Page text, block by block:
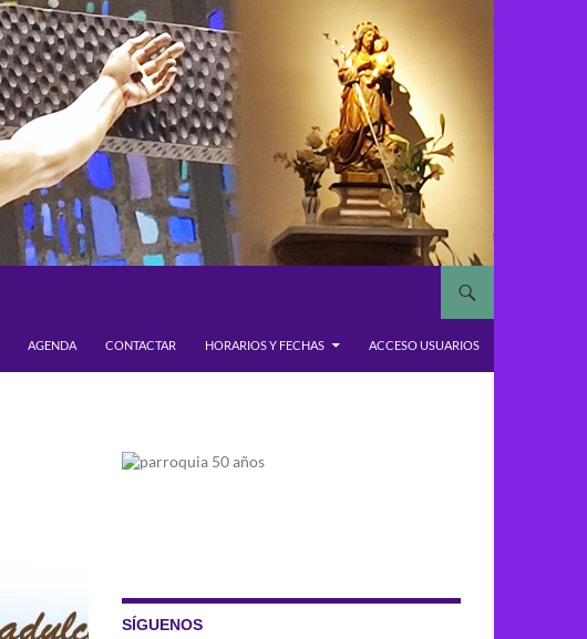
AGENDA CONTACTAR HORARIOS Y FECHAS ACCESO USUARIOS
SÍGUENOS